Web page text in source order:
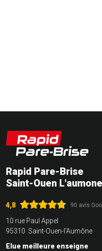
Rapid Pare-Brise
Saint-Ouen L'aumone
4,8 90 avis
10 rue Paul Appel
95310 Saint-Ouen-l'Aumône
Elue meilleure enseigne